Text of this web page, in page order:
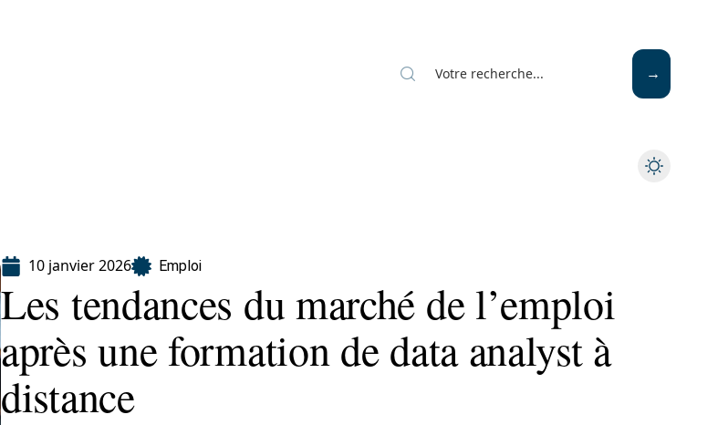
10 janvier 2026 Emploi
Les tendances du marché de l’emploi
après une formation de data analyst à
distance